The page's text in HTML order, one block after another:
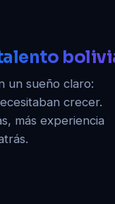
un sueño claro:
crecer.
más experiencia